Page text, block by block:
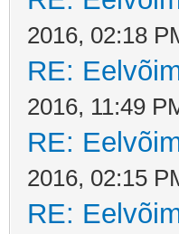
2016, 02:18
RE:
2016, 11:49
RE:
2016, 02:15
RE: